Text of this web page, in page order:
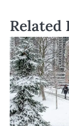
Related